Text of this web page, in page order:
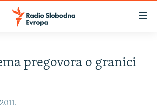
pregovora o granici